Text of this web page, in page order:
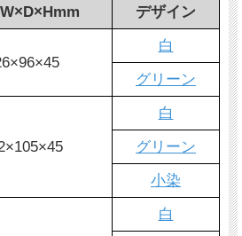
デザイン
白
グリーン
白
グリーン
小染
白